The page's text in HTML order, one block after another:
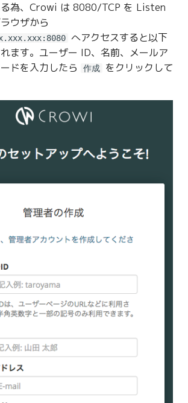
る為、Crowi は 8080/TCP を Listen
ウザから
へアクセスすると以下
ます。ユーザー ID、名前、メールア
ドを入力したら
作成
をクリックして